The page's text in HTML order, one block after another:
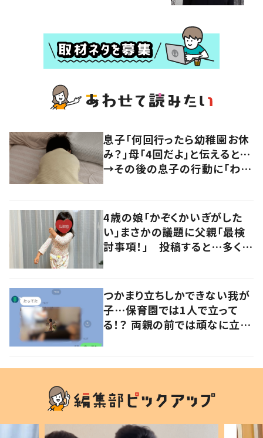
息子「何回行ったら幼稚園お休
み？」母「4回だよ」と伝えると…
→その後の息子の行動に「わか
4歳の娘「かぞくかいぎがした
い」まさかの議題に父親「最検
討事項！」 投稿すると…多くの
つかまり立ちしかできない我が
子…保育園では1人で立って
る！？ 両親の前では頑なに立た